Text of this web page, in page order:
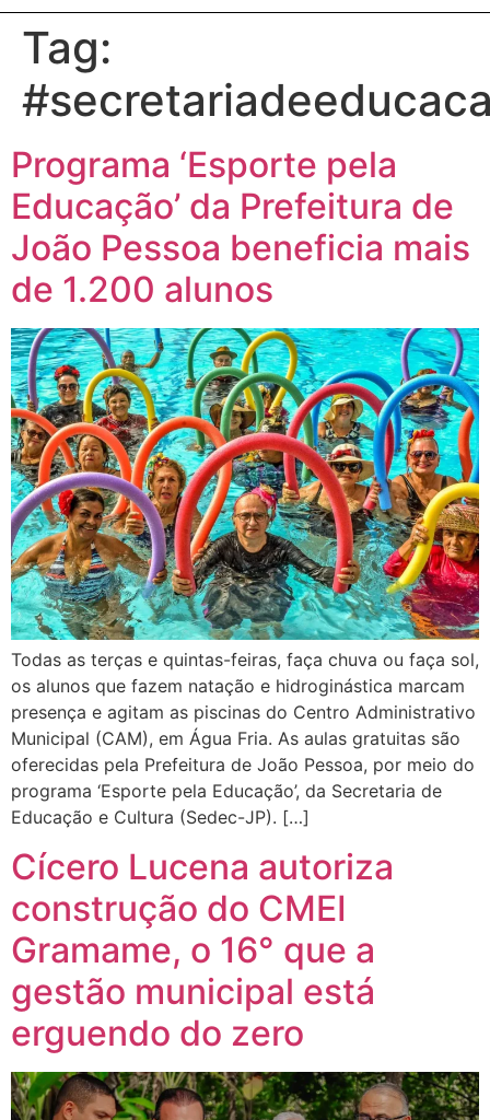
Tag:
Programa ‘Esporte pela
Educação’ da Prefeitura de
João Pessoa beneficia mais
de 1.200 alunos
Todas as terças e quintas-feiras, faça chuva ou faça sol,
os alunos que fazem natação e hidroginástica marcam
presença e agitam as piscinas do Centro Administrativo
Municipal (CAM), em Água Fria. As aulas gratuitas são
oferecidas pela Prefeitura de João Pessoa, por meio do
programa ‘Esporte pela Educação’, da Secretaria de
Educação e Cultura (Sedec-JP). […]
Cícero Lucena autoriza
construção do CMEI
Gramame, o 16° que a
gestão municipal está
erguendo do zero